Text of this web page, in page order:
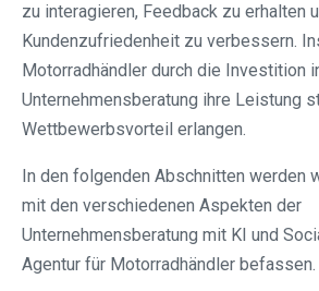
zu interagieren, Feedback zu erhalten
Kundenzufriedenheit zu verbessern.
Motorradhändler durch die Investition
Unternehmensberatung ihre Leistung
Wettbewerbsvorteil erlangen.
In den folgenden Abschnitten werden
mit den verschiedenen Aspekten der
Unternehmensberatung mit KI und
Agentur für Motorradhändler befassen.